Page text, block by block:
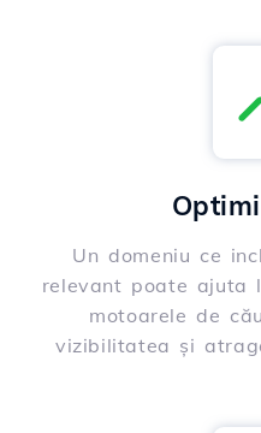
Un domeniu ce
relevant poate ajuta
motoarele de
vizibilitatea și